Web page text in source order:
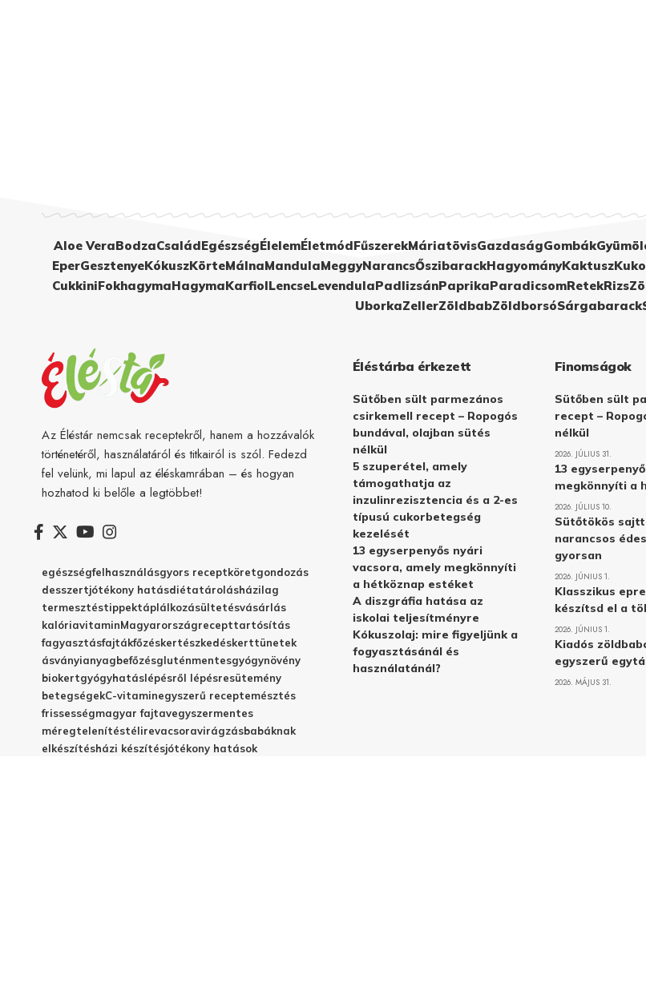
Aloe VeraBodzaCsaládEgészségÉlelemÉletmódFűszerekMáriatövisGazdaságGombák
EperGesztenyeKókuszKörteMálnaMandulaMeggyNarancsŐszibarackHagyományKaktusz
CukkiniFokhagymaHagymaKarfiolLencseLevendulaPadlizsánPaprikaParadicsomRetekRizs
UborkaZellerZöldbabZöldborsóSárgabarack
Az Éléstár nemcsak receptekről, hanem a hozzávalók
történetéről, használatáról és titkairól is szól. Fedezd
fel velünk, mi lapul az éléskamrában – és hogyan
hozhatod ki belőle a legtöbbet!
egészségfelhasználásgyors receptköretgondozás
desszertjótékony hatásdiétatárolásházilag
termesztéstippektáplálkozásültetésvásárlás
kalóriavitaminMagyarországrecepttartósítás
fagyasztásfajtákfőzéskertészkedéskerttünetek
ásványianyagbefőzésgluténmentesgyógynövény
biokertgyógyhatáslépésről lépésresütemény
betegségekC-vitaminegyszerű receptemésztés
frissességmagyar fajtavegyszermentes
méregtelenítéstélirevacsoravirágzásbabáknak
elkészítésházi készítésjótékony hatások
Éléstárba érkezett
Sütőben sült parmezános
csirkemell recept – Ropogós
bundával, olajban sütés
nélkül
5 szuperétel, amely
támogathatja az
inzulinrezisztencia és a 2-es
típusú cukorbetegség
kezelését
13 egyserpenyős nyári
vacsora, amely megkönnyíti
a hétköznap estéket
A diszgráfia hatása az
iskolai teljesítményre
Kókuszolaj: mire figyeljünk a
fogyasztásánál és
használatánál?
Finomságok
Sütőben sült
recept –
nélkül
2026. JÚLIUS 31.
13
megkönnyíti a
2026. JÚLIUS 10.
Sütőtökös
narancsos
gyorsan
2026. JÚNIUS 1.
Klasszikus
készítsd el a
2026. JÚNIUS 1.
Kiadós
egyszerű
2026. MÁJUS 31.